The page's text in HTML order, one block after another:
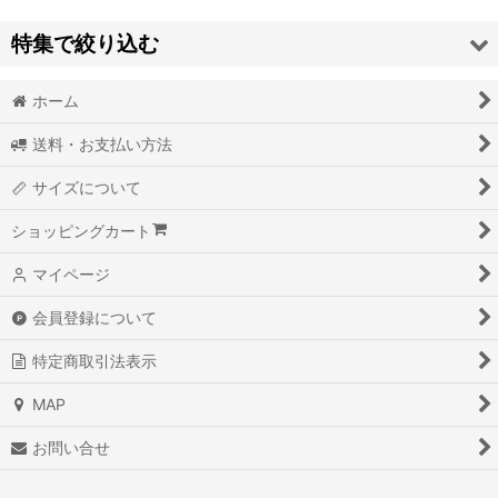
並び順 :
特集で絞り込む
TEES
LONG SLEEVE TEES
SWEATS
ACCESSORY
ホーム
送料・お支払い方法
サイズについて
ショッピングカート
マイページ
会員登録について
特定商取引法表示
MAP
お問い合せ